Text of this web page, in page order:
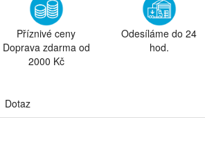
Příznivé ceny
Doprava zdarma od
2000 Kč
Odesíláme do 24
hod.
Dotaz